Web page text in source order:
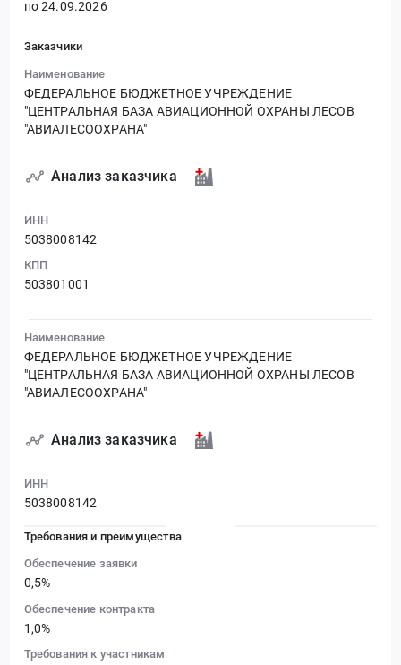
по 24.09.2026
Заказчики
Наименование
ФЕДЕРАЛЬНОЕ БЮДЖЕТНОЕ УЧРЕЖДЕНИЕ
"ЦЕНТРАЛЬНАЯ БАЗА АВИАЦИОННОЙ ОХРАНЫ ЛЕСОВ
"АВИАЛЕСООХРАНА"
Анализ заказчика
ИНН
5038008142
КПП
503801001
Наименование
ФЕДЕРАЛЬНОЕ БЮДЖЕТНОЕ УЧРЕЖДЕНИЕ
"ЦЕНТРАЛЬНАЯ БАЗА АВИАЦИОННОЙ ОХРАНЫ ЛЕСОВ
"АВИАЛЕСООХРАНА"
Анализ заказчика
ИНН
5038008142
Требования и преимущества
Обеспечение заявки
0,5%
Обеспечение контракта
1,0%
Требования к участникам